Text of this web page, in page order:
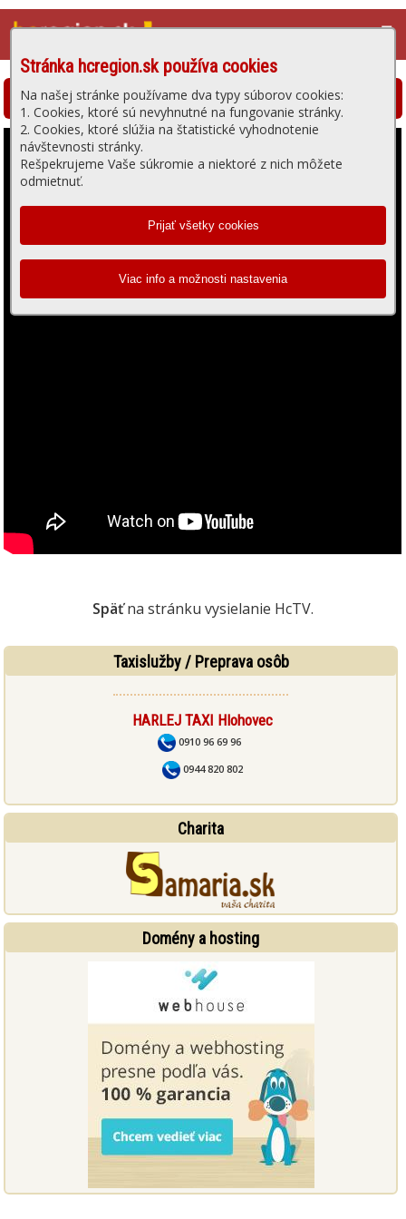
☰
Stránka hcregion.sk používa cookies
Na našej stránke používame dva typy súborov cookies:
1. Cookies, ktoré sú nevyhnutné na fungovanie stránky.
2. Cookies, ktoré slúžia na štatistické vyhodnotenie
návštevnosti stránky.
Rešpekrujeme Vaše súkromie a niektoré z nich môžete
odmietnuť.
Hlohovská televízia - prehrávanie videa
Späťna stránku vysielanie HcTV.
Taxislužby / Preprava osôb
HARLEJ TAXI Hlohovec
0910 96 69 96
0944 820 802
Charita
Domény a hosting